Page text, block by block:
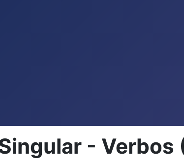
- Verbos